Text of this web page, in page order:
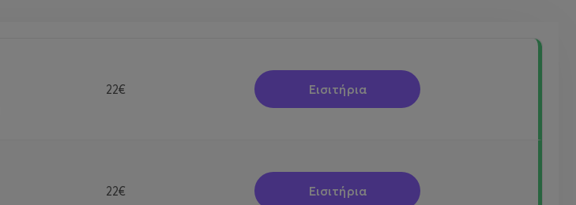
22€ Εισιτήρια
22€ Εισιτήρια